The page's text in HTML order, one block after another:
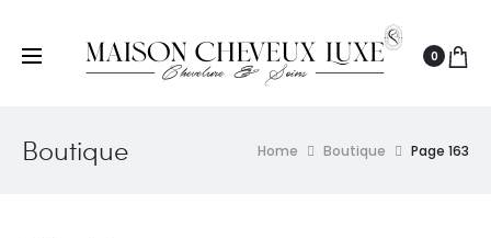
0
Boutique Home Boutique Page 163